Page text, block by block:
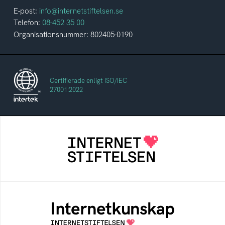
E-post: info@internetstiftelsen.se
Telefon: 08-452 35 00
Organisationsnummer: 802405-0190
Certifierade enligt ISO/IEC
27001:2022
Internetstiftelsen verkar för ett internet som
bidrar positivt till människan och samhället
Samlad kunskap som hjälper dig att bli en
säker och medveten internetanvändare